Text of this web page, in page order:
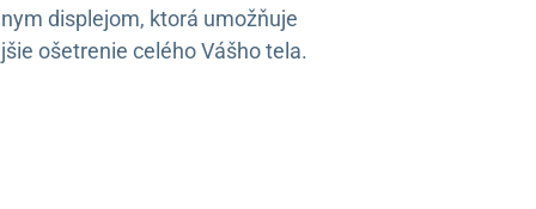
displejom, ktorá umožňuje
ošetrenie celého Vášho tela.